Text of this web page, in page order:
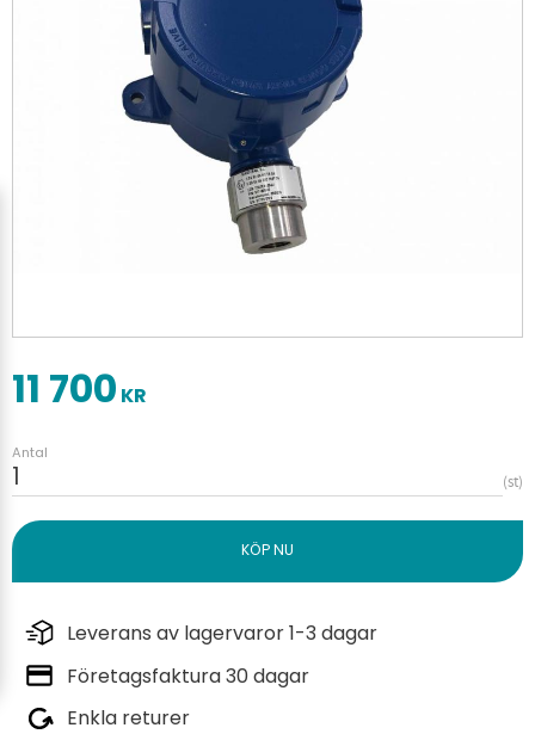
11 700 KR
Antal
st
Leverans av lagervaror 1-3 dagar
Företagsfaktura 30 dagar
Enkla returer